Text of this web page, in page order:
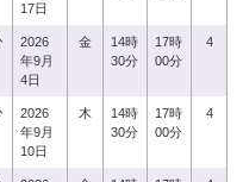
17日
2026
年9月
4日
金
14時
30分
17時
00分
4
2026
年9月
10日
木
14時
30分
17時
00分
4